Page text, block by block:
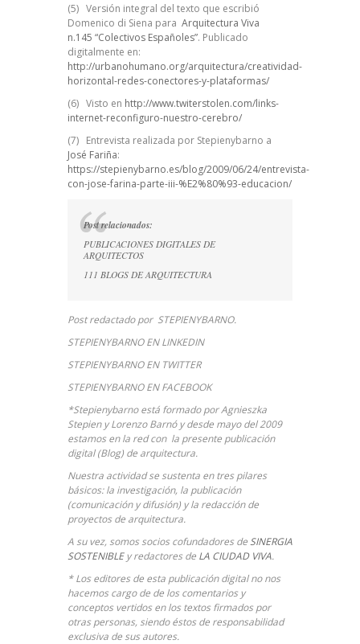
(5) Versión integral del texto que escribió
Domenico di Siena para Arquitectura Viva
n.145 “Colectivos Españoles”. Publicado
digitalmente en:
http://urbanohumano.org/arquitectura/creatividad-
horizontal-redes-conectores-y-plataformas/
(6) Visto en http://www.twiterstolen.com/links-
internet-reconfiguro-nuestro-cerebro/
(7) Entrevista realizada por Stepienybarno a
José Fariña:
https://stepienybarno.es/blog/2009/06/24/entrevista-
con-jose-farina-parte-iii-%E2%80%93-educacion/
Post relacionados:
PUBLICACIONES DIGITALES DE
ARQUITECTOS
111 BLOGS DE ARQUITECTURA
Post redactado por STEPIENYBARNO.
STEPIENYBARNO EN LINKEDIN
STEPIENYBARNO EN TWITTER
STEPIENYBARNO EN FACEBOOK
*Stepienybarno está formado por Agnieszka
Stepien y Lorenzo Barnó y desde mayo del 2009
estamos en la red con la presente publicación
digital (Blog) de arquitectura.
Nuestra actividad se sustenta en tres pilares
básicos: la investigación, la publicación
(comunicación y difusión) y la redacción de
proyectos de arquitectura.
A su vez, somos socios cofundadores deSINERGIA
SOSTENIBLEy redactores de LA CIUDAD VIVA.
* Los editores de esta publicación digital no nos
hacemos cargo de de los comentarios y
conceptos vertidos en los textos firmados por
otras personas, siendo éstos de responsabilidad
exclusiva de sus autores.